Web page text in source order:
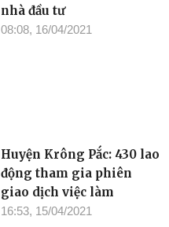
nhà đầu tư
08:08, 16/04/2021
Huyện Krông Pắc: 430 lao
động tham gia phiên
giao dịch việc làm
16:53, 15/04/2021